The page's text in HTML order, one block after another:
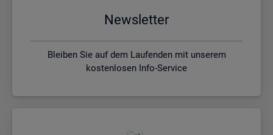
News­let­ter
Bleiben Sie auf dem Laufenden mit unserem
kostenlosen Info-Service